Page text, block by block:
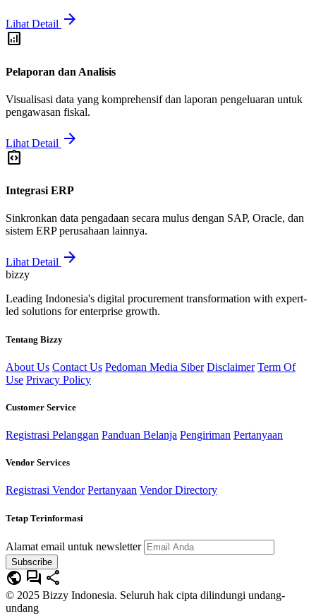
Lihat Detail arrow_forward
analytics
Pelaporan dan Analisis
Visualisasi data yang komprehensif dan laporan pengeluaran untuk
pengawasan fiskal.
Lihat Detail arrow_forward
integration_instructions
Integrasi ERP
Sinkronkan data pengadaan secara mulus dengan SAP, Oracle, dan
sistem ERP perusahaan lainnya.
Lihat Detail arrow_forward
bizzy
Leading Indonesia's digital procurement transformation with expert-
led solutions for enterprise growth.
Tentang Bizzy
About Us Contact Us Pedoman Media Siber Disclaimer Term Of
Use Privacy Policy
Customer Service
Registrasi Pelanggan Panduan Belanja Pengiriman Pertanyaan
Vendor Services
Registrasi Vendor Pertanyaan Vendor Directory
Tetap Terinformasi
Alamat email untuk newsletter
Subscribe
public forum share
© 2025 Bizzy Indonesia. Seluruh hak cipta dilindungi undang-
undang